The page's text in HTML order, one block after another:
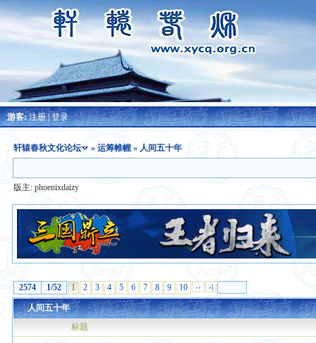
游客:注册|登录
轩辕春秋文化论坛 »运筹帷幄 » 人间五十年
版主:phoenixdaizy
2574 1/52 1 2 3 4 5 6 7 8 9 10 ›› ›|
人间五十年
标题